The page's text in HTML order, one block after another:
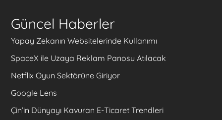
Güncel Haberler
Yapay Zekanın Websitelerinde Kullanımı
SpaceX ile Uzaya Reklam Panosu Atılacak
Netflix Oyun Sektörüne Giriyor
Google Lens
Çin’in Dünyayı Kavuran E-Ticaret Trendleri